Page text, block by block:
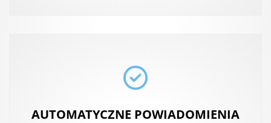
AUTOMATYCZNE POWIADOMIENIA